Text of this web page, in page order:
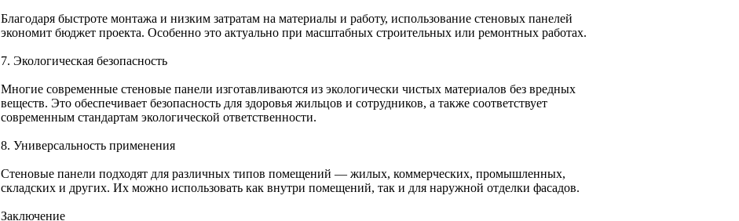
Благодаря быстроте монтажа и низким затратам на материалы и работу, использование стеновых панелей
экономит бюджет проекта. Особенно это актуально при масштабных строительных или ремонтных работах.
7. Экологическая безопасность
Многие современные стеновые панели изготавливаются из экологически чистых материалов без вредных
веществ. Это обеспечивает безопасность для здоровья жильцов и сотрудников, а также соответствует
современным стандартам экологической ответственности.
8. Универсальность применения
Стеновые панели подходят для различных типов помещений — жилых, коммерческих, промышленных,
складских и других. Их можно использовать как внутри помещений, так и для наружной отделки фасадов.
Заключение